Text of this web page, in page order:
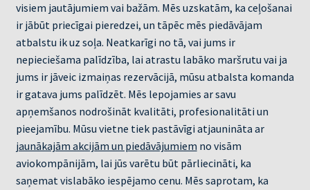
visiem jautājumiem vai bažām. Mēs uzskatām, ka ceļošanai
ir jābūt priecīgai pieredzei, un tāpēc mēs piedāvājam
atbalstu ik uz soļa. Neatkarīgi no tā, vai jums ir
nepieciešama palīdzība, lai atrastu labāko maršrutu vai ja
jums ir jāveic izmaiņas rezervācijā, mūsu atbalsta komanda
ir gatava jums palīdzēt. Mēs lepojamies ar savu
apņemšanos nodrošināt kvalitāti, profesionalitāti un
pieejamību. Mūsu vietne tiek pastāvīgi atjaunināta ar
jaunākajām akcijām un piedāvājumiem no visām
aviokompānijām, lai jūs varētu būt pārliecināti, ka
saņemat vislabāko iespējamo cenu. Mēs saprotam, ka